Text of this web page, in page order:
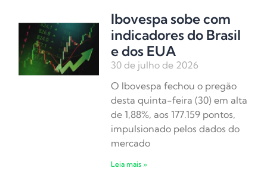
Ibovespa sobe com
indicadores do Brasil
e dos EUA
30 de julho de 2026
O Ibovespa fechou o pregão
desta quinta-feira (30) em alta
de 1,88%, aos 177.159 pontos,
impulsionado pelos dados do
mercado
Leia mais »